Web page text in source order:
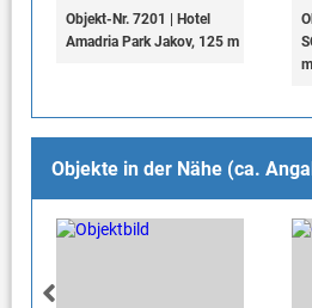
Objekt-Nr. 7201 | Hotel
Amadria Park Jakov, 125 m
m
Objekte in der Nähe (ca.